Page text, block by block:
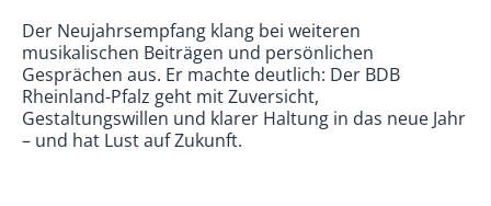
Der Neujahrsempfang klang bei weiteren
musikalischen Beiträgen und persönlichen
Gesprächen aus. Er machte deutlich: Der BDB
Rheinland-Pfalz geht mit Zuversicht,
Gestaltungswillen und klarer Haltung in das neue Jahr
– und hat Lust auf Zukunft.